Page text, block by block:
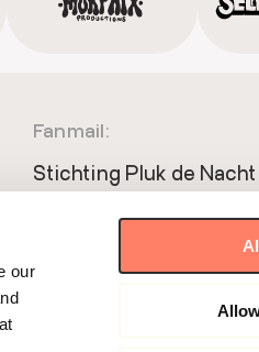
our
Fanmail:
Stichting Pluk de Nacht
1007 ED Amsterdam
Meet & Greet:
Wibautstraat 150 BP1.68